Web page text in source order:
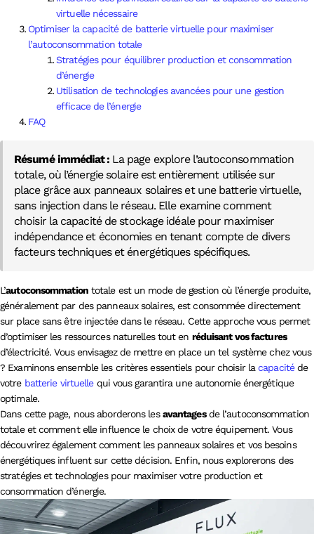
virtuelle nécessaire
Optimiser la capacité de batterie virtuelle pour maximiser
l’autoconsommation totale
Stratégies pour équilibrer production et consommation
d’énergie
Utilisation de technologies avancées pour une gestion
efficace de l’énergie
FAQ
Résumé immédiat : La page explore l’autoconsommation
totale, où l’énergie solaire est entièrement utilisée sur
place grâce aux panneaux solaires et une batterie virtuelle,
sans injection dans le réseau. Elle examine comment
choisir la capacité de stockage idéale pour maximiser
indépendance et économies en tenant compte de divers
facteurs techniques et énergétiques spécifiques.
L’autoconsommationtotale est un mode de gestion où l’énergie produite,
généralement par des panneaux solaires, est consommée directement
sur place sans être injectée dans le réseau. Cette approche vous permet
d’optimiser les ressources naturelles tout en réduisant vos factures
d’électricité. Vous envisagez de mettre en place un tel système chez vous
? Examinons ensemble les critères essentiels pour choisir lacapacitéde
votre batterie virtuellequi vous garantira une autonomie énergétique
optimale.
Dans cette page, nous aborderons lesavantagesde l’autoconsommation
totale et comment elle influence le choix de votre équipement. Vous
découvrirez également comment les panneaux solaires et vos besoins
énergétiques influent sur cette décision. Enfin, nous explorerons des
stratégies et technologies pour maximiser votre production et
consommation d’énergie.